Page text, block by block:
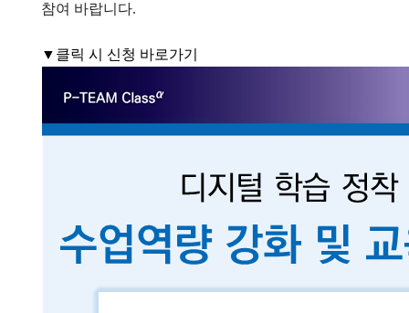
참여 바랍니다.
▼클릭 시 신청 바로가기